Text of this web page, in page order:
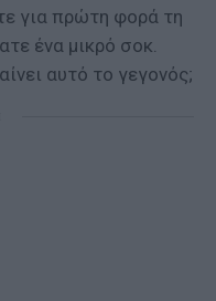
για πρώτη φορά τη
ένα μικρό σοκ.
αυτό το γεγονός;